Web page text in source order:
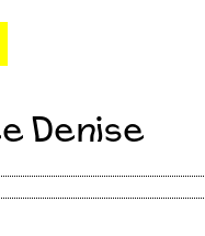
Denise